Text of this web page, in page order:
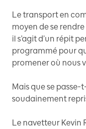
Le transport en
moyen de se
il s’agit d’un répit
programmé pour
promener où nous
Mais que se passe-
soudainement
Le navetteur Kevin